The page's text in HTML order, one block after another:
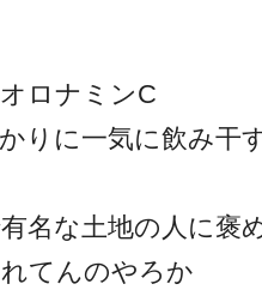
ロナミンC
りに一気に飲み干
名な土地の人に褒
てんのやろか